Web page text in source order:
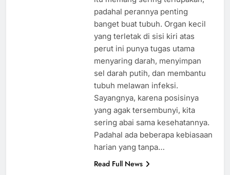
padahal perannya penting
banget buat tubuh. Organ kecil
yang terletak di sisi kiri atas
perut ini punya tugas utama
menyaring darah, menyimpan
sel darah putih, dan membantu
tubuh melawan infeksi.
Sayangnya, karena posisinya
yang agak tersembunyi, kita
sering abai sama kesehatannya.
Padahal ada beberapa kebiasaan
harian yang tanpa…
Read Full News